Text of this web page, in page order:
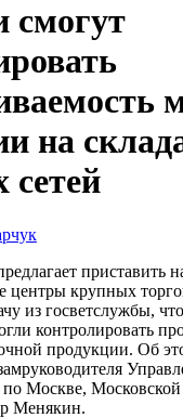
смогут
на
сетей
приставить
центры крупных
из госветслужбы,
контролировать
продукции. Об
по Москве,
Менякин.